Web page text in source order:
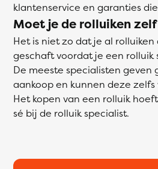
klantenservice en garanties
Moet je de rolluiken
Het is niet zo dat je al
geschaft voordat je een rolluik
De meeste specialisten geven
aankoop en kunnen deze
Het kopen van een rolluik
sé bij de rolluik specialist.